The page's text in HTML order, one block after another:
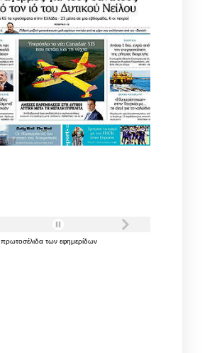
πρωτοσέλιδα των εφημερίδων